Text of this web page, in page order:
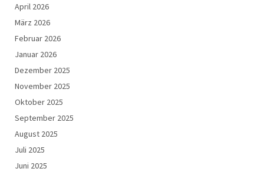
April 2026
März 2026
Februar 2026
Januar 2026
Dezember 2025
November 2025
Oktober 2025
September 2025
August 2025
Juli 2025
Juni 2025